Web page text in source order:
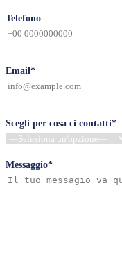
Telefono
Email*
Scegli per cosa ci contatti*
Messaggio*